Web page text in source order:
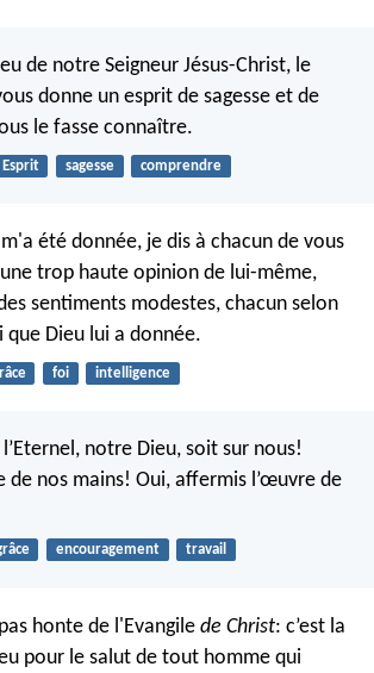
de notre Seigneur Jésus-Christ, le
donne un esprit de sagesse et de
le fasse connaître.
Esprit sagesse comprendre
été donnée, je dis à chacun de vous
trop haute opinion de lui-même,
sentiments modestes, chacun selon
que Dieu lui a donnée.
foi intelligence
notre Dieu, soit sur nous!
de nos mains! Oui, affermis l’œuvre de
encouragement travail
honte de l'Evangile de Christ: c’est la
pour le salut de tout homme qui